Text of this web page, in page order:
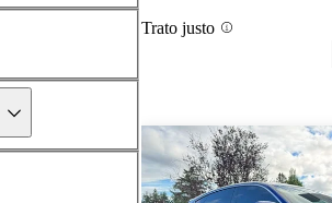
Trato justo